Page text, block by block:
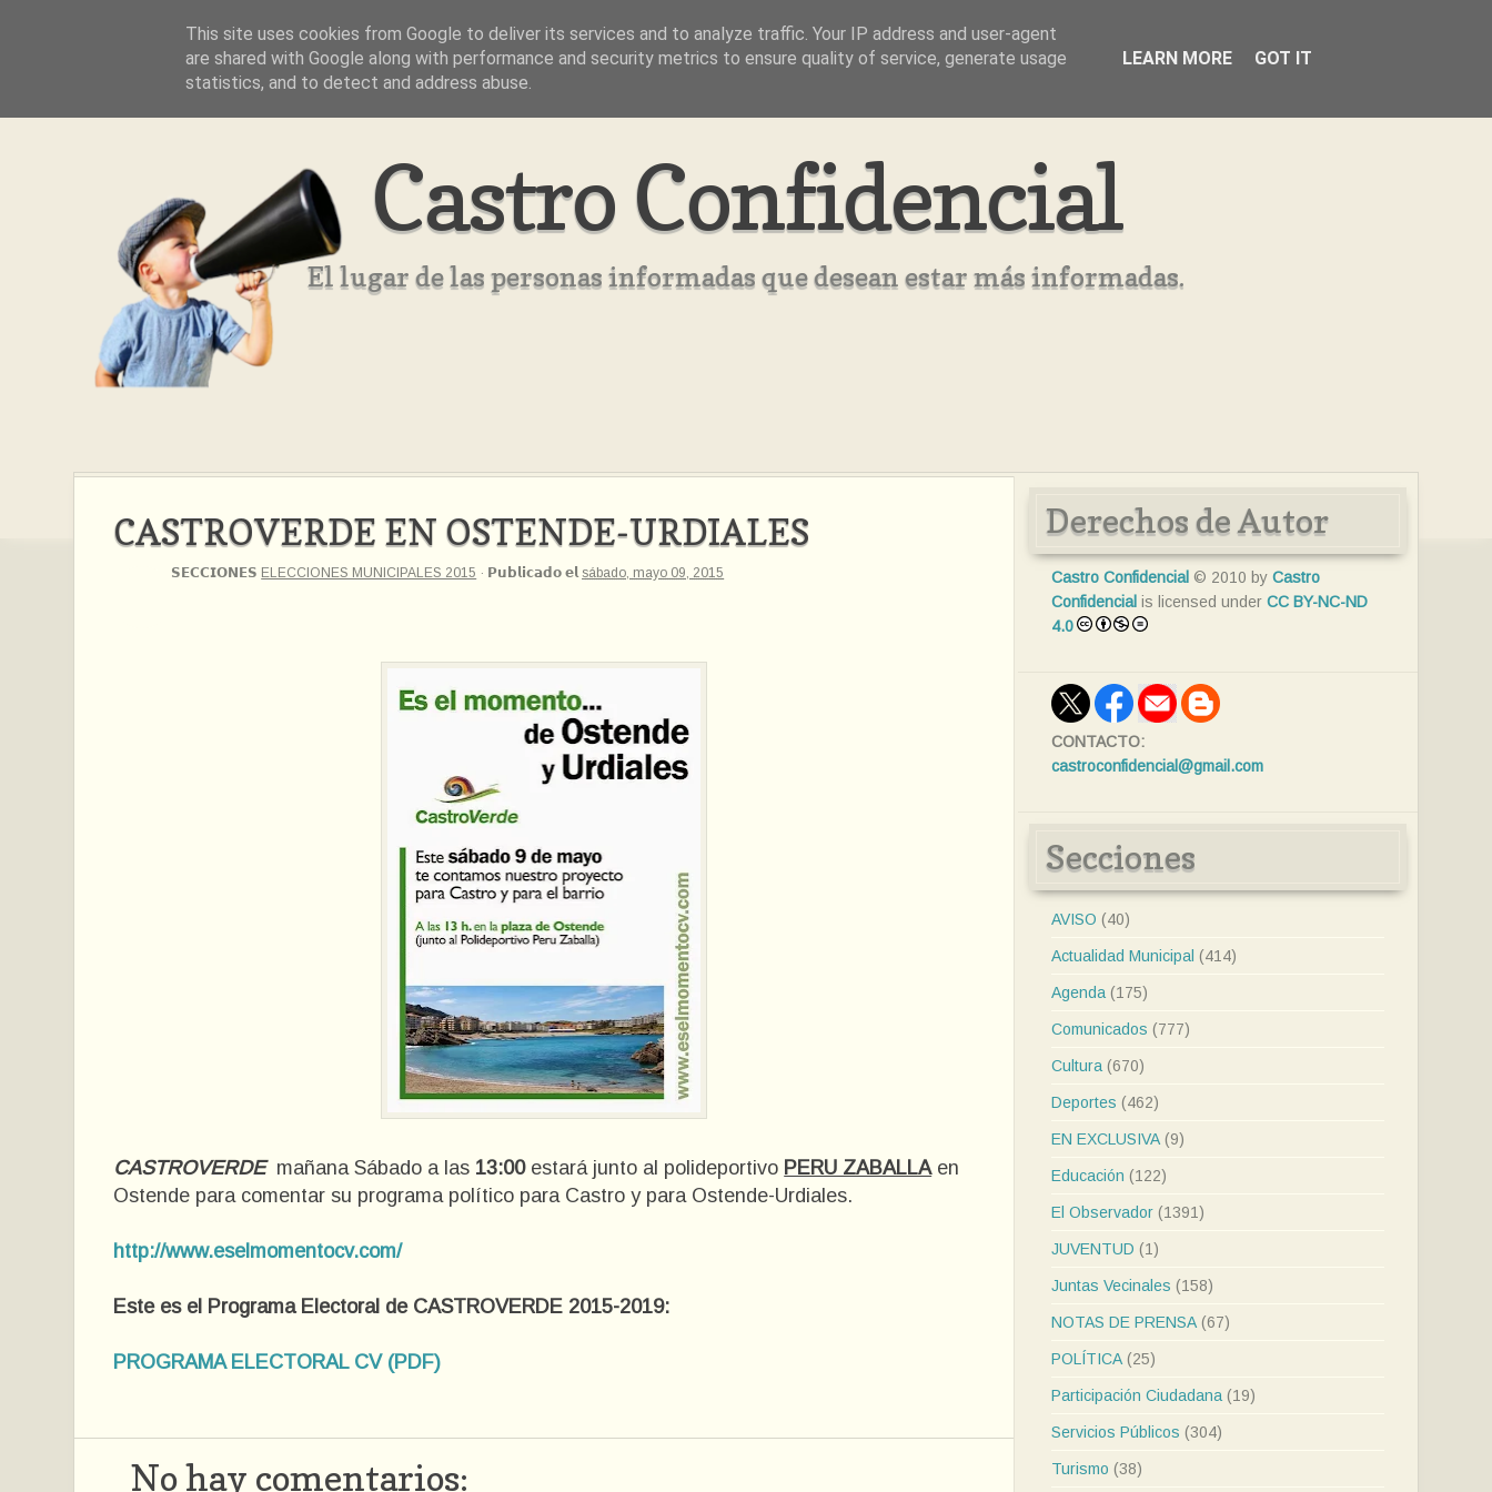
Aviso Legal Quienes Somos ??
Castro Confidencial
El lugar de las personas informadas que desean estar más informadas.
CASTROVERDE EN OSTENDE-URDIALES
𝗦𝗘𝗖𝗖𝗜𝗢𝗡𝗘𝗦 ELECCIONES MUNICIPALES 2015 · 𝗣𝘂𝗯𝗹𝗶𝗰𝗮𝗱𝗼 𝗲𝗹sábado, mayo 09, 2015
CASTROVERDE mañana Sábado a las 13:00estará junto al polideportivo PERU ZABALLAen
Ostende para comentar su programa político para Castro y para Ostende-Urdiales.
http://www.eselmomentocv.com/
Este es el Programa Electoral de CASTROVERDE 2015-2019:
PROGRAMA ELECTORAL CV (PDF)
No hay comentarios:
Derechos de Autor
Castro Confidencial © 2010 by Castro
Confidencial is licensed under CC BY-NC-ND
4.0
CONTACTO:
castroconfidencial@gmail.com
Secciones
AVISO (40)
Actualidad Municipal (414)
Agenda (175)
Comunicados (777)
Cultura (670)
Deportes (462)
EN EXCLUSIVA (9)
Educación (122)
El Observador (1391)
JUVENTUD (1)
Juntas Vecinales (158)
NOTAS DE PRENSA (67)
POLÍTICA (25)
Participación Ciudadana (19)
Servicios Públicos (304)
Turismo (38)
This site uses cookies from Google to deliver its services and to analyze traffic. Your IP address and user-agent
are shared with Google along with performance and security metrics to ensure quality of service, generate usage
statistics, and to detect and address abuse.
LEARN MORE GOT IT